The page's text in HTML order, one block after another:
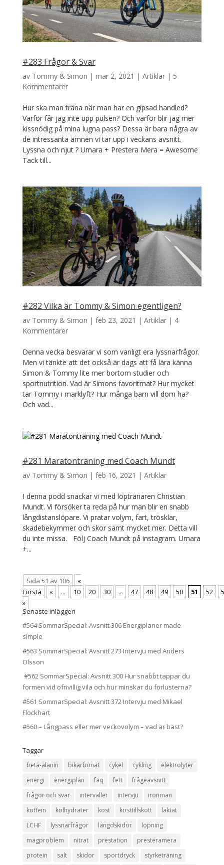
#283 Frågor & Svar
av Tommy & Simon | mar 2, 2021 | Artiklar| 5
Kommentarer
Hur ska man träna när man har en gipsad handled?
Varför får jag inte upp pulsen? Och varför blir jag mer
kissnödig på mina lugna pass? Dessa är bara några av
de intressanta ämnen vi tar upp i veckans avsnitt.
Lyssna och njut ? Umara + Prestera Mera = Awesome
Tack till...
#282 Vilka är Tommy & Simon egentligen?
av Tommy & Simon | feb 23, 2021 | Artiklar| 4
Kommentarer
Denna vecka besvarar vi som vanligt era lyssnarfrågor.
Men vi tänkte att det också är dags att få lära känna
Simon & Tommy lite mer bortom studier och
sportnutrition. Vad är Simons favoritmat? Hur mycket
tar Tommy i marklyft? Hur många barn vill dom ha?
Och vad...
#281 Maratonträning med Coach Mundt
av Tommy & Simon | feb 16, 2021 | Artiklar
I denna podd snackar vi med löptränaren Christian
Mundt. Vi försöker ta reda på hur man blir en snabb
långdistanslöpare. Vi pratar volym, fart, trösklar,
skadebekymmer och skor samt mycket mer. Detta vill
du inte missa. Följ Coach Mundt på instagram. Umara
+...
Sida 51 av 106
«
Första
« ... 10 20 30 ... 47 48 49 50 51 52
»
Senaste inläggen
#564 SommarSpecial: Avsnitt 306 Energiplaner made
simple
#563 SommarSpecial: Avsnitt 273 Intervju med Anders
Olsson
#562 SommarSpecial: Avsnitt 300 Hur snabbt tappar du
formen vid ofrivillig vila och hur minskar du förlusterna?
#561 SommarSpecial: Avsnitt 372 Intervju med Mikael
Flockhart
#560 – Långpass eller mer veckovolym – vad är bäst?
Taggar
beta-alanin bikarbonat cykel cykling
elektrolyter
energi
energiplan faq fett
frågeavsnitt
frågor och svar
intervaller intervju
ironman
koffein
kolhydrater kost kosttillskott
laktat
LCHF
lyssnarfrågor längdskidor
löpning
magproblem
nitrat prestation
presteramera
protein
salt skidor sportdryck styrketräning